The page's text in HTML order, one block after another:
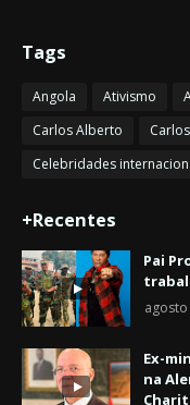
Tags
Angola Ativismo
Carlos Alberto
Celebridades
+Recentes
Pai
Ex-
na